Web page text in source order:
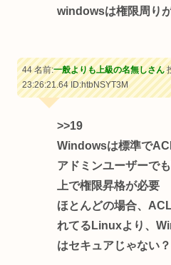
windowsは権限周り
44 名前:一般よりも上級の名無しさん
23:26:21.64ID:htbNSYT3M
>>19
Windowsは標準で
アドミンユーザーで
上で権限昇格が必要
ほとんどの場合、
れてるLinuxより、
はセキュアじゃない？